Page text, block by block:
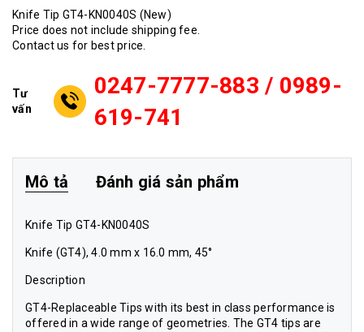
Knife Tip GT4-KN0040S (New)
Price does not include shipping fee.
Contact us for best price.
Tư
vấn
0247-7777-883 / 0989-
619-741
Mô tả Đánh giá sản phẩm
Knife Tip GT4-KN0040S
Knife (GT4), 4.0 mm x 16.0 mm, 45°
Description
GT4-Replaceable Tips with its best in class performance is
offered in a wide range of geometries. The GT4 tips are